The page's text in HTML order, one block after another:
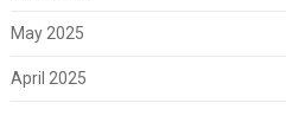
May 2025
April 2025